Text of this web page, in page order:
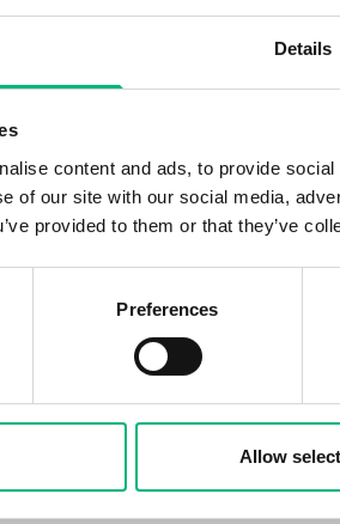
Details
content and ads, to provide
of our site with our social media,
provided to them or that they’ve
Preferences
Allow